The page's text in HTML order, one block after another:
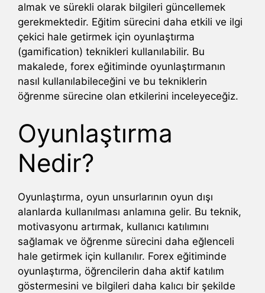
almak ve sürekli olarak bilgileri güncellemek
gerekmektedir. Eğitim sürecini daha etkili ve ilgi
çekici hale getirmek için oyunlaştırma
(gamification) teknikleri kullanılabilir. Bu
makalede, forex eğitiminde oyunlaştırmanın
nasıl kullanılabileceğini ve bu tekniklerin
öğrenme sürecine olan etkilerini inceleyeceğiz.
Oyunlaştırma
Nedir?
Oyunlaştırma, oyun unsurlarının oyun dışı
alanlarda kullanılması anlamına gelir. Bu teknik,
motivasyonu artırmak, kullanıcı katılımını
sağlamak ve öğrenme sürecini daha eğlenceli
hale getirmek için kullanılır. Forex eğitiminde
oyunlaştırma, öğrencilerin daha aktif katılım
göstermesini ve bilgileri daha kalıcı bir şekilde